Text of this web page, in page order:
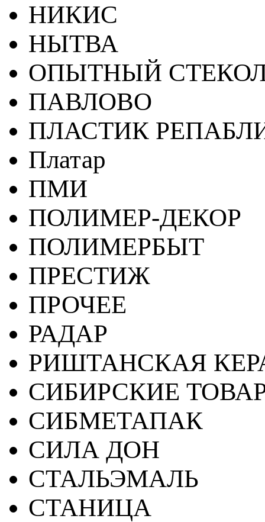
НИКИС
НЫТВА
ОПЫТНЫЙ
ПАВЛОВО
ПЛАСТИК
Платар
ПМИ
ПОЛИМЕР-ДЕКОР
ПОЛИМЕРБЫТ
ПРЕСТИЖ
ПРОЧЕЕ
РАДАР
РИШТАНСКАЯ
СИБИРСКИЕ
СИБМЕТАПАК
СИЛА ДОН
СТАЛЬЭМАЛЬ
СТАНИЦА